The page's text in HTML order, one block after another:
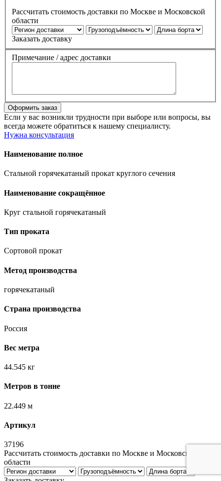
Рассчитать стоимость доставки по Москве и Московской
области
Заказать доставку
Примечание / адрес доставки
Если у вас возникли трудности при выборе или вопросы, вы
всегда можете обратиться к нашему специалисту.
Нужна консультация
Наименование полное
Стальной горячекатаный прокат круглого сечения
Наименование сокращённое
Круг стальной горячекатаный
Тип проката
Сортовой прокат
Метод производства
горячекатаный
Страна производства
Россия
Вес метра
44.545 кг
Метров в тонне
22.449 м
Артикул
37196
Рассчитать стоимость доставки по Москве и Московской
области